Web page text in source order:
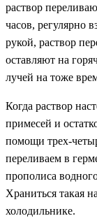
раствор
часов, регулярно
рукой, раствор
оставляют на
лучей на тоже
Когда раствор
примесей и
помощи трех-
переливаем в
прополиса
Храниться такая
холодильнике.